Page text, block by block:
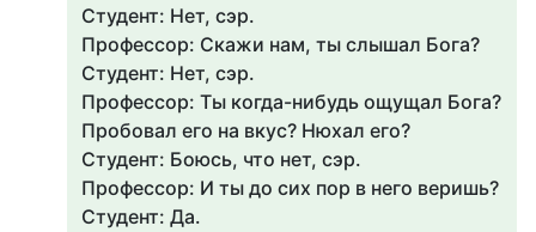
Студент: Нет, сэр.
Профессор: Скажи нам, ты слышал Бога?
Студент: Нет, сэр.
Профессор: Ты когда-нибудь ощущал Бога?
Пробовал его на вкус? Нюхал его?
Студент: Боюсь, что нет, сэр.
Профессор: И ты до сих пор в него веришь?
Студент: Да.